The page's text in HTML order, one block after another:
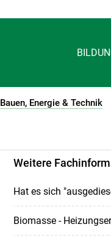
Bauen, Energie & Technik
Weitere
Hat es sich
Biomasse -